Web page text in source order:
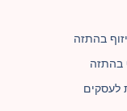
בהתזה
בהתזה
לעסקים